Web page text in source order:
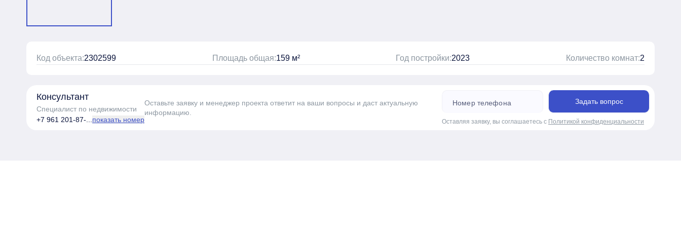
Код объекта:2302599 Площадь общая:159 м² Год постройки:2023 Количество комнат:2
Консультант
Специалист по недвижимости
+7 961 201-87-... показать номер
Оставьте заявку и менеджер проекта ответит на ваши вопросы и даст актуальную
информацию.
Задать вопрос
Оставляя заявку, вы соглашаетесь с Политикой конфиденциальности